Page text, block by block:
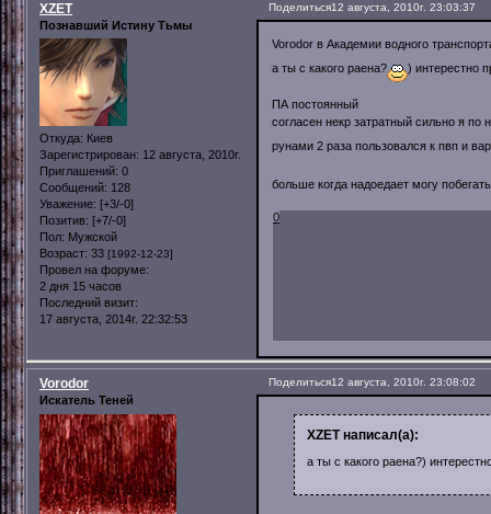
Поделиться12 августа, 2010г. 23:03:37
XZET
Познавший Истину Тьмы
Откуда: Киев
Зарегистрирован: 12 августа, 2010г.
Приглашений: 0
Сообщений: 128
Уважение: [+3/-0]
Позитив: [+7/-0]
Пол: Мужской
Возраст: 33 [1992-12-23]
Провел на форуме:
2 дня 15 часов
Последний визит:
17 августа, 2014г. 22:32:53
Vorodor в Академии водного
а ты с какого раена?
) интерестно
ПА постоянный
согласен некр затратный сильно я
рунами 2 раза пользовался к пвп и
больше когда надоедает могу
0
Поделиться12 августа, 2010г. 23:08:02
Vorodor
Искатель Теней
XZET написал(а):
а ты с какого раена?)